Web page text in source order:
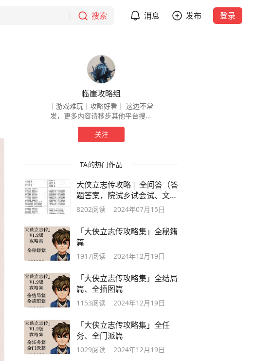
搜索 消息 发布 登录
临崖攻略组
｜游戏难玩｜攻略好看｜ 这边不常
发，更多内容请移步其他平台搜索
我们～
关注
TA的热门作品
大侠立志传攻略 | 全问答（答
题答案，院试乡试会试、文武
状元）
8202阅读 2024年07月15日
「大侠立志传攻略集」全秘籍
篇
1917阅读 2024年12月19日
「大侠立志传攻略集」全结局
篇、全插图篇
1153阅读 2024年12月19日
「大侠立志传攻略集」全任
务、全门派篇
1029阅读 2024年12月19日